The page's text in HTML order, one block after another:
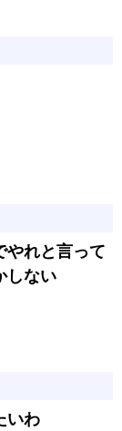
やれと言って
しない
いわ